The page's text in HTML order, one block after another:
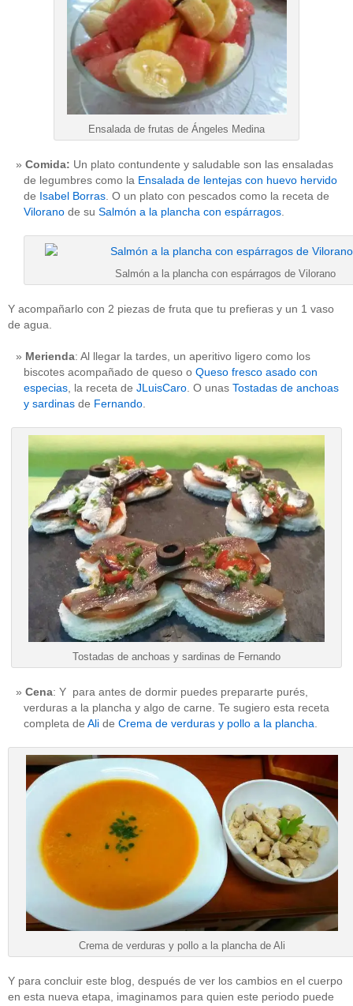
Ensalada de frutas de Ángeles Medina
Comida: Un plato contundente y saludable son las ensaladas
de legumbres como la Ensalada de lentejas con huevo hervido
de Isabel Borras. O un plato con pescados como la receta de
Vilorano de su Salmón a la plancha con espárragos.
Salmón a la plancha con espárragos de Vilorano
Y acompañarlo con 2 piezas de fruta que tu prefieras y un 1 vaso
de agua.
Merienda: Al llegar la tardes, un aperitivo ligero como los
biscotes acompañado de queso o Queso fresco asado con
especias, la receta de JLuisCaro. O unas Tostadas de anchoas
y sardinas de Fernando.
Tostadas de anchoas y sardinas de Fernando
Cena: Y para antes de dormir puedes prepararte purés,
verduras a la plancha y algo de carne. Te sugiero esta receta
completa de Ali de Crema de verduras y pollo a la plancha.
Crema de verduras y pollo a la plancha de Ali
Y para concluir este blog, después de ver los cambios en el cuerpo
en esta nueva etapa, imaginamos para quien este periodo puede